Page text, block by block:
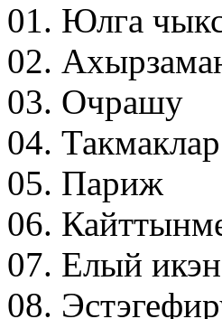
01. Юлга
02.
03. Очрашу
04. Такмаклар
05. Париж
06.
07. Елый
08.